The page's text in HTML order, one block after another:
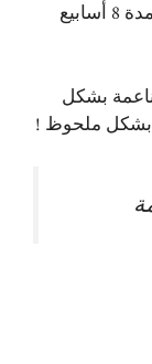
تستخدم أي منتجات تسمير ذاتي لمدة 8 أسابيع
بشكل
بشكل ملحوظ !